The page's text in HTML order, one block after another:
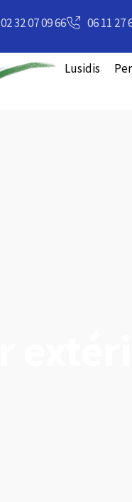
02 32 07 09 66 06 11 27
Lusidis